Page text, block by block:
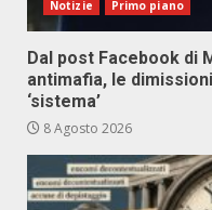
Notizie Primo piano
Dal post Facebook di
antimafia, le
‘sistema’
8 Agosto 2026